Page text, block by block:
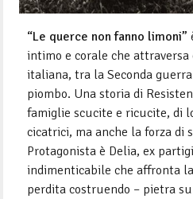
“Le querce non fanno limoni”
intimo e corale che
italiana, tra la Seconda
piombo. Una storia di
famiglie scucite e ricucite, di
cicatrici, ma anche la forza di
Protagonista è Delia, ex
indimenticabile che affronta
perdita costruendo – pietra